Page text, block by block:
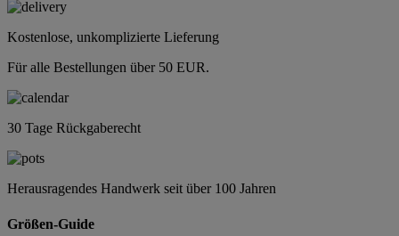
Kostenlose, unkomplizierte Lieferung
Für alle Bestellungen über 50 EUR.
30 Tage Rückgaberecht
Herausragendes Handwerk seit über 100 Jahren
Größen-Guide